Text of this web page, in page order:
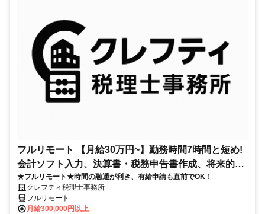
フルリモート 【月給30万円~】勤務時間7時間と短め!
会計ソフト入力、決算書・税務申告書作成、将来的に
決算説明も
★フルリモート★時間の融通が利き、有給申請も直前でOK！
クレフティ税理士事務所
フルリモート
月給300,000円以上